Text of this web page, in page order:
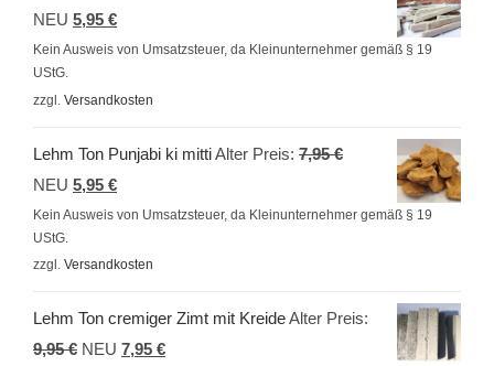
war:
NEU 5,95 €Aktueller
Preis
5,95 €.
Kein Ausweis von Umsatzsteuer, da Kleinunternehmer gemäß § 19
UStG.
zzgl. Versandkosten
Lehm Ton Punjabi ki mittiAlter Preis: 7,95€Ursprünglicher
war:
NEU 5,95 €Aktueller
Preis
Kein Ausweis von Umsatzsteuer, da Kleinunternehmer gemäß § 19
UStG.
zzgl. Versandkosten
Lehm Ton cremiger Zimt mit KreideAlter Preis:
9,95€ Ursprünglicher
NEU 7,95 €Aktueller